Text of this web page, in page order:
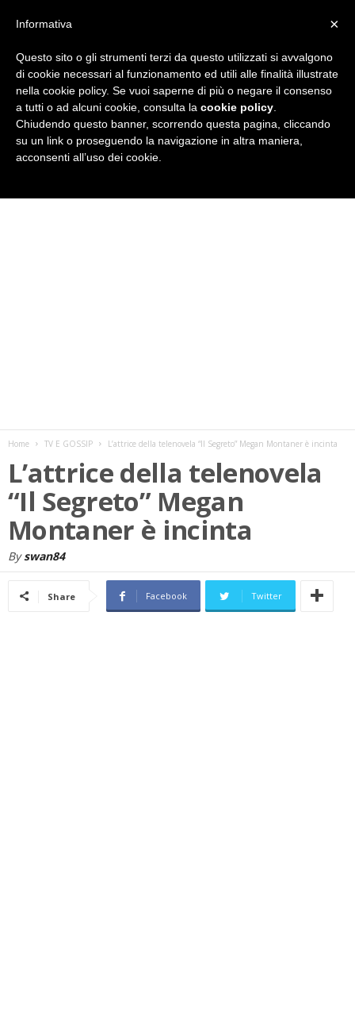
i
Home TV E GOSSIP L’attrice della telenovela “Il Segreto” Megan Montaner è incinta
L’attrice della telenovela
“Il Segreto” Megan
Montaner è incinta
By swan84
Share Facebook Twitter
×
Informativa
Questo sito o gli strumenti terzi da questo utilizzati si avvalgono
di cookie necessari al funzionamento ed utili alle finalità illustrate
nella cookie policy. Se vuoi saperne di più o negare il consenso
a tutti o ad alcuni cookie, consulta la cookie policy
Chiudendo questo banner, scorrendo questa pagina, cliccando
su un link o proseguendo la navigazione in altra maniera,
acconsenti all’uso dei cookie.